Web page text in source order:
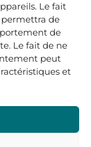
Le fait
permettra de
de
Le fait de ne
peut
et
19H00